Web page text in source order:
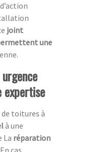
joint
une
de toitures à
à une
La réparation